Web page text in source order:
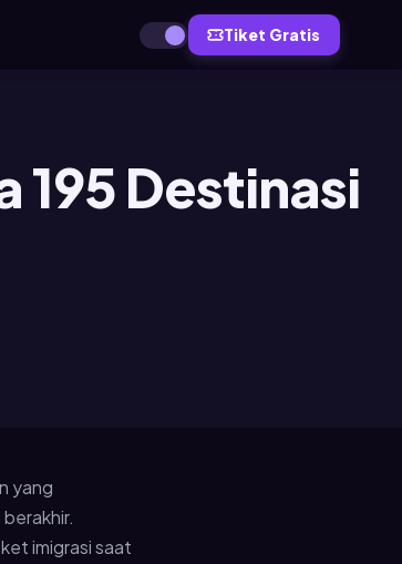
Tiket Gratis
195 Destinasi
yang
imigrasi saat